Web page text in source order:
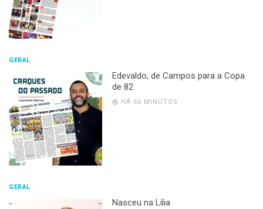
GERAL
Edevaldo, de Campos para a Copa
de 82
HÁ 56 MINUTOS
GERAL
Nasceu na Lilia